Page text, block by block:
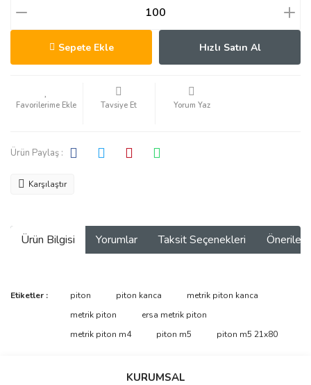
Sepete Ekle Hızlı Satın Al
Tavsiye Et Yorum Yaz
Ürün Paylaş :
Karşılaştır
Ürün Bilgisi Yorumlar Taksit Seçenekleri
Bu ürüne ilk yorumu siz yapın!
Bu ürünün fiyat bilgisi, resim, ürün açıklamalarında ve diğer
tarafımıza iletebilirsiniz.
Görüş ve önerileriniz için teşekkür ederiz.
Etiketler : piton piton kanca
metrik piton kanca
metrik piton
ersa metrik piton
metrik piton m4
piton m5 piton m5 21x80
KURUMSAL